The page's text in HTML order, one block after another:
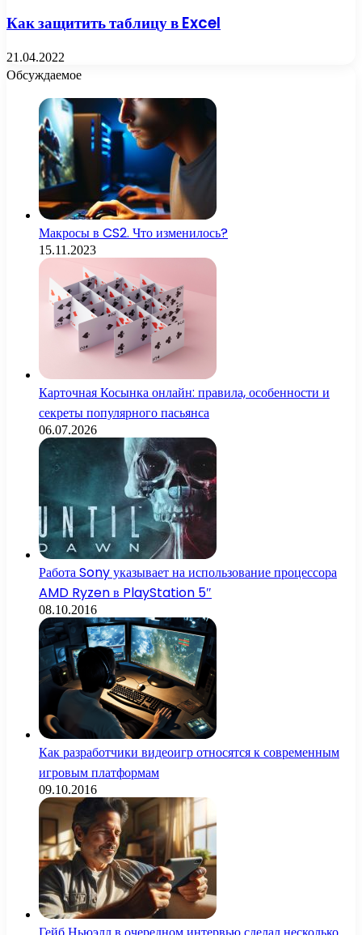
Как защитить таблицу в Excel
21.04.2022
Обсуждаемое
Макросы в CS2. Что изменилось?
15.11.2023
Карточная Косынка онлайн: правила, особенности и
секреты популярного пасьянса
06.07.2026
Работа Sony указывает на использование процессора
AMD Ryzen в PlayStation 5″
08.10.2016
Как разработчики видеоигр относятся к современным
игровым платформам
09.10.2016